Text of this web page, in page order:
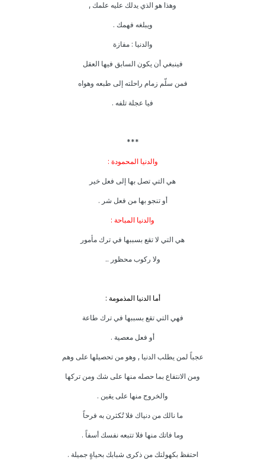
وهذا هو الذي يدلك عليه علمك ,
ويبلغه فهمك .
والدنيا : مفازة
فينبغي أن يكون السابق فيها العقل
فمن سلّم زمام راحلته إلى طبعه وهواه
فيا عجلة تلفه .
***
والدنيا المحمودة :
هي التي تصل بها إلى فعل خير
أو تنجو بها من فعل شر .
والدنيا المباحة :
هي التي لا تقع بسببها في ترك مأمور
ولا ركوب محظور ..
أما الدنيا المذمومة :
فهي التي تقع بسببها في ترك طاعة
أو فعل معصية .
عجباً لمن يطلب الدنيا , وهو من تحصيلها على وهم
ومن الانتفاع بما حصله منها على شك ومن تركها
والخروج منها على يقين .
ما نالك من دنياك فلا تُكثرن به فرحاً
وما فاتك منها فلا تتبعه نفسك أسفاً .
احتفظ بكهولتك من ذكرى شبابك بحياةٍ جميلة .